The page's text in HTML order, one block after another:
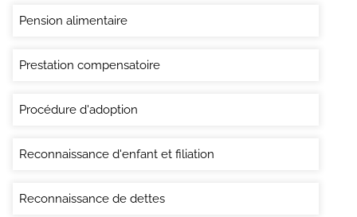
Pension alimentaire
Prestation compensatoire
Procédure d'adoption
Reconnaissance d'enfant et filiation
Reconnaissance de dettes